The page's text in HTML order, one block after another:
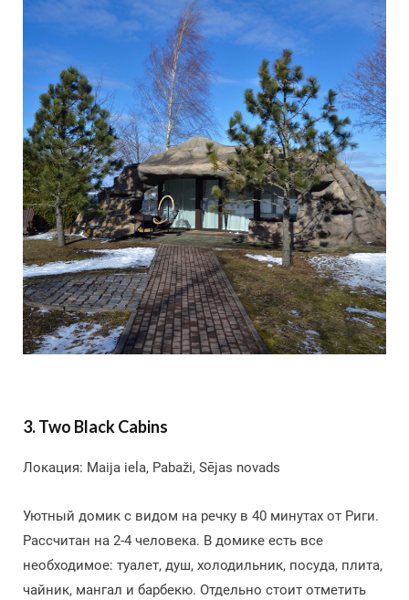
3. Two Black Cabins
Локация: Maija iela, Pabaži, Sējas novads
Уютный домик с видом на речку в 40 минутах от Риги.
Рассчитан на 2-4 человека. В домике есть все
необходимое: туалет, душ, холодильник, посуда, плита,
чайник, мангал и барбекю. Отдельно стоит отметить